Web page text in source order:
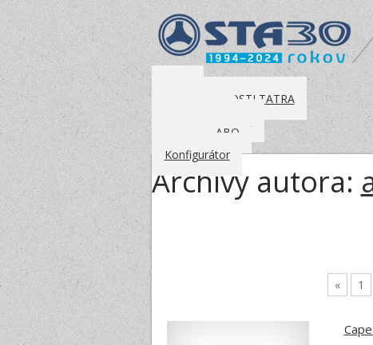
O SPOLOČNOSTI TATRA
Dealer STABO
Konfigurátor
Archívy autora:
« 1